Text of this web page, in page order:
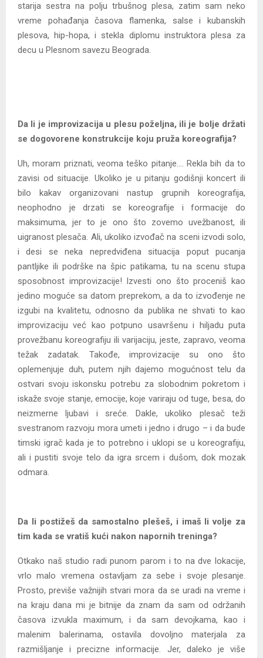
starija sestra na polju trbušnog plesa, zatim sam neko
vreme pohađanja časova flamenka, salse i kubanskih
plesova, hip-hopa, i stekla diplomu instruktora plesa za
decu u Plesnom savezu Beograda.
Da li je improvizacija u plesu poželjna, ili je bolje držati
se dogovorene konstrukcije koju pruža koreografija?
Uh, moram priznati, veoma teško pitanje…. Rekla bih da to
zavisi od situacije. Ukoliko je u pitanju godišnji koncert ili
bilo kakav organizovani nastup grupnih koreografija,
neophodno je drzati se koreografije i formacije do
maksimuma, jer to je ono što zovemo uvežbanost, ili
uigranost plesača. Ali, ukoliko izvođač na sceni izvodi solo,
i desi se neka nepredviđena situacija poput pucanja
pantljike ili podrške na špic patikama, tu na scenu stupa
sposobnost improvizacije! Izvesti ono što proceniš kao
jedino moguće sa datom preprekom, a da to izvođenje ne
izgubi na kvalitetu, odnosno da publika ne shvati to kao
improvizaciju već kao potpuno usavršenu i hiljadu puta
provežbanu koreografiju ili varijaciju, jeste, zapravo, veoma
težak zadatak. Takođe, improvizacije su ono što
oplemenjuje duh, putem njih dajemo mogućnost telu da
ostvari svoju iskonsku potrebu za slobodnim pokretom i
iskaže svoje stanje, emocije, koje variraju od tuge, besa, do
neizmerne ljubavi i sreće. Dakle, ukoliko plesač teži
svestranom razvoju mora umeti i jedno i drugo – i da bude
timski igrač kada je to potrebno i uklopi se u koreografiju,
ali i pustiti svoje telo da igra srcem i dušom, dok mozak
odmara.
Da li postižeš da samostalno plešeš, i imaš li volje za
tim kada se vratiš kući nakon napornih treninga?
Otkako naš studio radi punom parom i to na dve lokacije,
vrlo malo vremena ostavljam za sebe i svoje plesanje.
Prosto, previše važnijih stvari mora da se uradi na vreme i
na kraju dana mi je bitnije da znam da sam od održanih
časova izvukla maximum, i da sam devojkama, kao i
malenim balerinama, ostavila dovoljno materjala za
razmišljanje i precizne informacije. Jer, daleko je više